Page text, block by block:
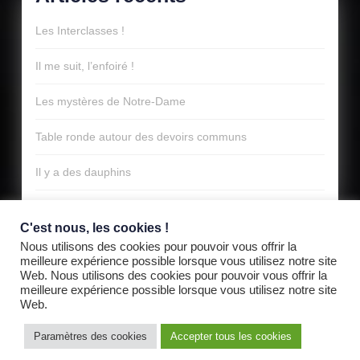
Les Interclasses !
Il me suit, l’enfoiré !
Les mystères de Notre-Dame
Table ronde autour des devoirs communs
Il y a des dauphins
Aucun commentaire à afficher.
Audio Podcast WordPress ThemeBy VWThemes
C'est nous, les cookies !
Nous utilisons des cookies pour pouvoir vous offrir la
meilleure expérience possible lorsque vous utilisez notre site
Web. Nous utilisons des cookies pour pouvoir vous offrir la
meilleure expérience possible lorsque vous utilisez notre site
Web.
Paramètres des cookies Accepter tous les cookies